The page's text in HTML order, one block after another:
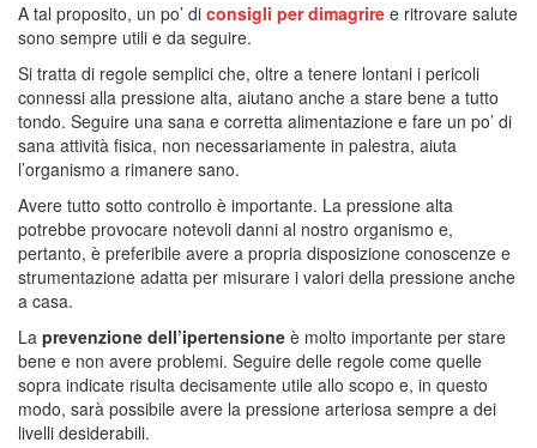
A tal proposito, un po’ di consigli per dimagrire e ritrovare salute
sono sempre utili e da seguire.
Si tratta di regole semplici che, oltre a tenere lontani i pericoli
connessi alla pressione alta, aiutano anche a stare bene a tutto
tondo. Seguire una sana e corretta alimentazione e fare un po’ di
sana attività fisica, non necessariamente in palestra, aiuta
l’organismo a rimanere sano.
Avere tutto sotto controllo è importante. La pressione alta
potrebbe provocare notevoli danni al nostro organismo e,
pertanto, è preferibile avere a propria disposizione conoscenze e
strumentazione adatta per misurare i valori della pressione anche
a casa.
La prevenzione dell’ipertensione è molto importante per stare
bene e non avere problemi. Seguire delle regole come quelle
sopra indicate risulta decisamente utile allo scopo e, in questo
modo, sarà possibile avere la pressione arteriosa sempre a dei
livelli desiderabili.